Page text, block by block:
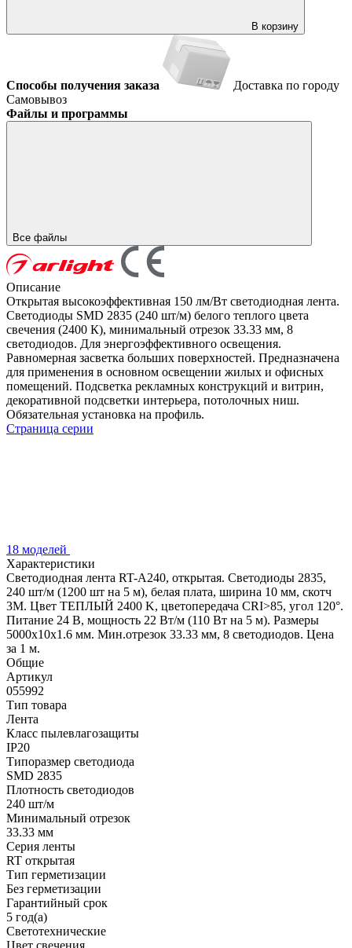
В корзину
Способы получения заказа
Доставка по городу
Самовывоз
Файлы и программы
Все файлы
Описание
Открытая высокоэффективная 150 лм/Вт светодиодная лента.
Светодиоды SMD 2835 (240 шт/м) белого теплого цвета
свечения (2400 К), минимальный отрезок 33.33 мм, 8
светодиодов. Для энергоэффективного освещения.
Равномерная засветка больших поверхностей. Предназначена
для применения в основном освещении жилых и офисных
помещений. Подсветка рекламных конструкций и витрин,
декоративной подсветки интерьера, потолочных ниш.
Обязательная установка на профиль.
Страница серии
18 моделей
Характеристики
Светодиодная лента RT-A240, открытая. Светодиоды 2835,
240 шт/м (1200 шт на 5 м), белая плата, ширина 10 мм, скотч
3M. Цвет ТЕПЛЫЙ 2400 K, цветопередача CRI>85, угол 120°.
Питание 24 В, мощность 22 Вт/м (110 Вт на 5 м). Размеры
5000x10x1.6 мм. Мин.отрезок 33.33 мм, 8 светодиодов. Цена
за 1 м.
Общие
Артикул
055992
Тип товара
Лента
Класс пылевлагозащиты
IP20
Типоразмер светодиода
SMD 2835
Плотность светодиодов
240 шт/м
Минимальный отрезок
33.33 мм
Серия ленты
RT открытая
Тип герметизации
Без герметизации
Гарантийный срок
5 год(а)
Светотехнические
Цвет свечения